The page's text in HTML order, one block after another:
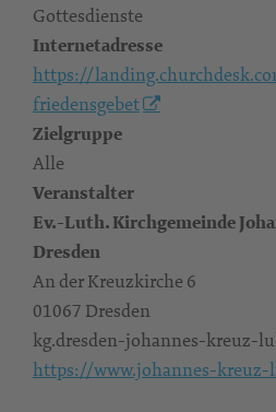
Gottesdienste
Internetadresse
https://
friedensgebet
Zielgruppe
Alle
Veranstalter
Ev.-Luth. Kirchgemeinde
Dresden
An der Kreuzkirche 6
01067 Dresden
kg.dresden-johannes-kreuz-
https://www.johannes-kreuz-